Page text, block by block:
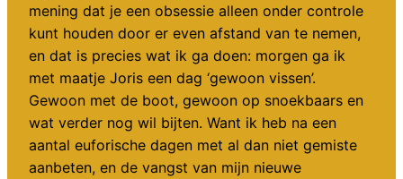
mening dat je een obsessie alleen onder controle
kunt houden door er even afstand van te nemen,
en dat is precies wat ik ga doen: morgen ga ik
met maatje Joris een dag ‘gewoon vissen’.
Gewoon met de boot, gewoon op snoekbaars en
wat verder nog wil bijten. Want ik heb na een
aantal euforische dagen met al dan niet gemiste
aanbeten, en de vangst van mijn nieuwe